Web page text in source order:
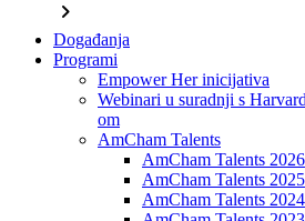
chevron_right
Događanja
Programi
Empower Her inicijativa
Webinari u suradnji s
om
AmCham Talents
AmCham Talents 2026
AmCham Talents 2025
AmCham Talents 2024